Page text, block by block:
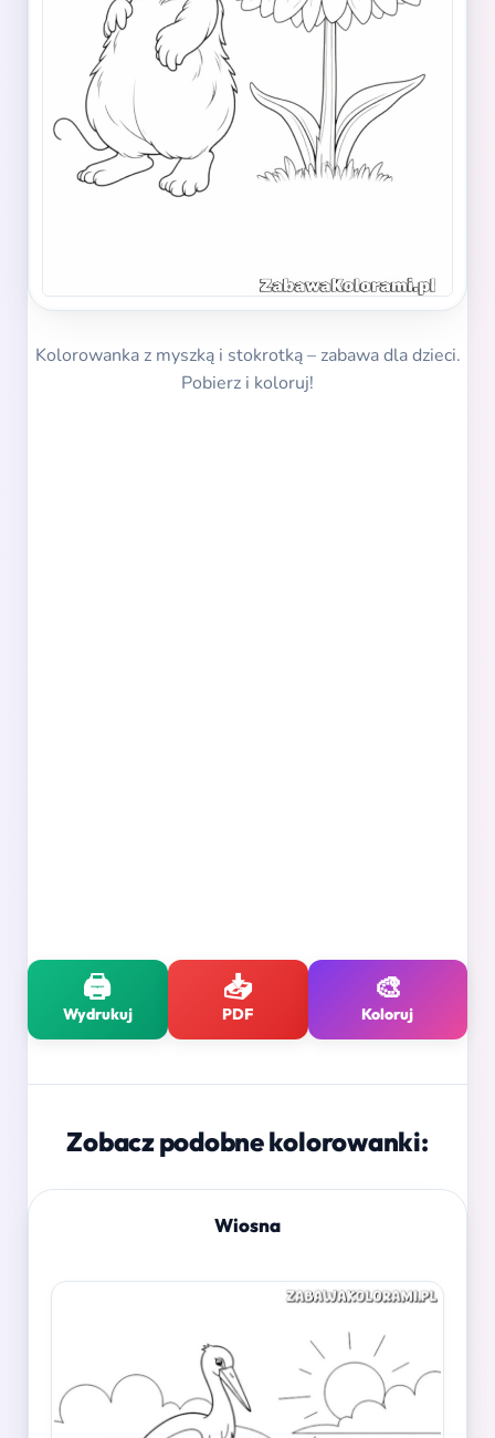
Kolorowanka z myszką i stokrotką – zabawa dla dzieci.
Pobierz i koloruj!
🖨️
Wydrukuj
📥
PDF
🎨
Koloruj
Zobacz podobne kolorowanki:
Wiosna